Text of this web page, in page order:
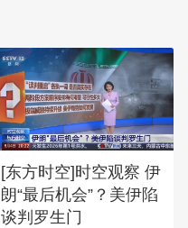
[东方时空]时空观察 伊
朗“最后机会”？美伊陷
谈判罗生门